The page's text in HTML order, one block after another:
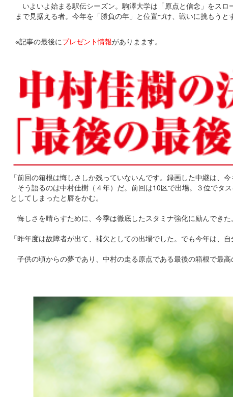
いよいよ始まる駅伝シーズン。駒澤大学は「原点と信念」をス
まで見据える者。今年を「勝負の年」と位置づけ、戦いに挑もうと
※記事の最後にプレゼント情報がありまます。
「前回の箱根は悔しさしか残っていないんです。録画した中継は、今
そう語るのは中村佳樹（４年）だ。前回は10区で出場。３位でタ
としてしまったと唇をかむ。
悔しさを晴らすために、今季は徹底したスタミナ強化に励んでき
「昨年度は故障者が出て、補欠としての出場でした。でも今年は、
子供の頃からの夢であり、中村の走る原点である最後の箱根で最